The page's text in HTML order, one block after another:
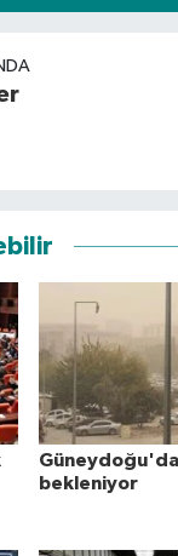
Güneydoğu'da
bekleniyor